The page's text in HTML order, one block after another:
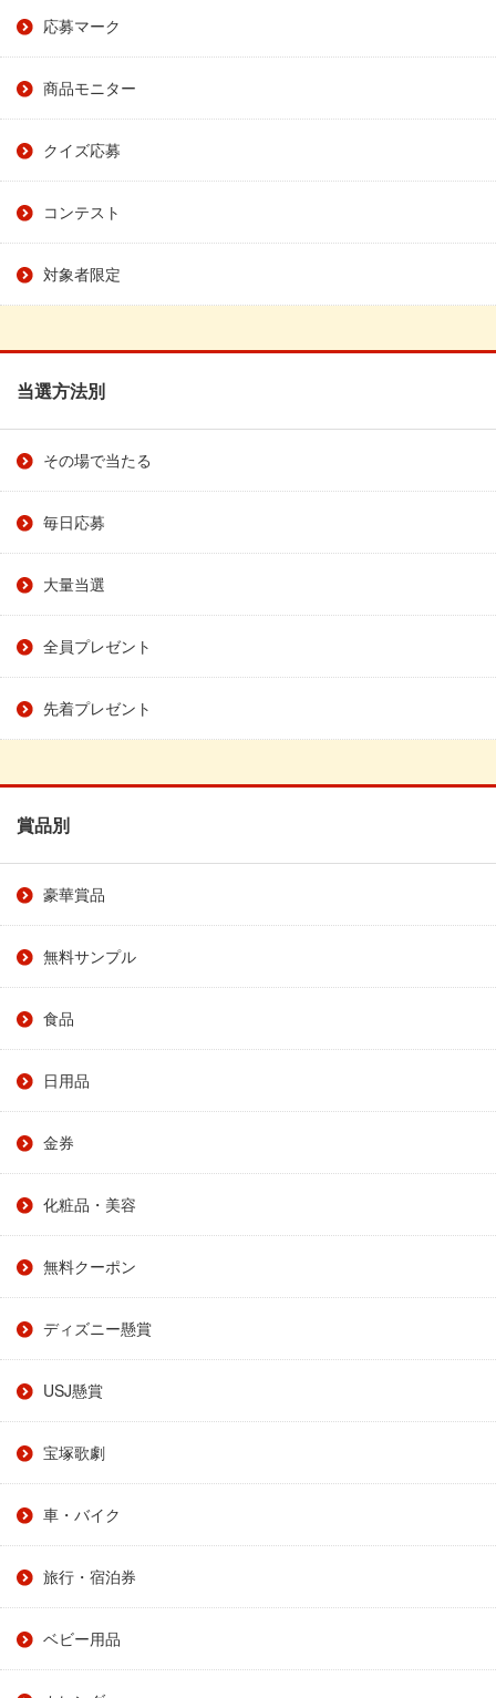
応募マーク
商品モニター
クイズ応募
コンテスト
対象者限定
当選方法別
その場で当たる
毎日応募
大量当選
全員プレゼント
先着プレゼント
賞品別
豪華賞品
無料サンプル
食品
日用品
金券
化粧品・美容
無料クーポン
ディズニー懸賞
USJ懸賞
宝塚歌劇
車・バイク
旅行・宿泊券
ベビー用品